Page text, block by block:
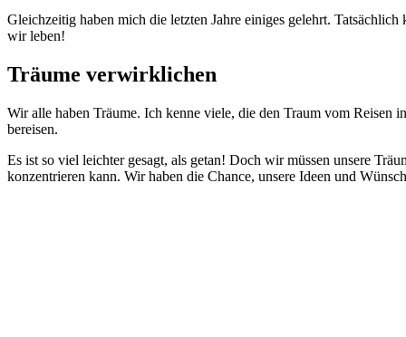
Gleichzeitig haben mich die letzten Jahre einiges gelehrt.
wir leben!
Träume verwirklichen
Wir alle haben Träume. Ich kenne viele, die den Traum vom Reisen
bereisen.
Es ist so viel leichter gesagt, als getan! Doch wir müssen unsere
konzentrieren kann. Wir haben die Chance, unsere Ideen und